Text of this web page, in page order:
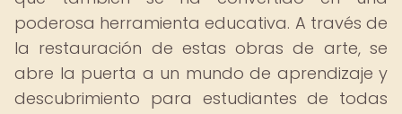
poderosa herramienta educativa. A través de
la restauración de estas obras de arte, se
abre la puerta a un mundo de aprendizaje y
descubrimiento para estudiantes de todas